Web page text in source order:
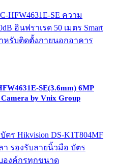
SE(3.6mm) 6MP
by Vnix Group